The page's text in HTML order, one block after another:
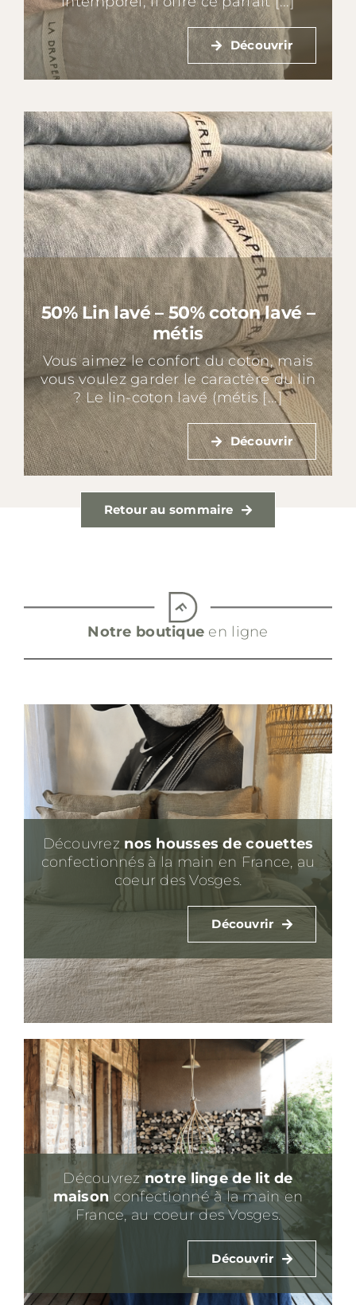
Découvrir
50% Lin lavé – 50% coton lavé –
métis
Vous aimez le confort du coton, mais
vous voulez garder le caractère du lin
? Le lin-coton lavé (métis [...]
Découvrir
Retour au sommaire
Notre boutique en ligne
Découvrez nos housses de couettes
confectionnés à la main en France, au
coeur des Vosges.
Découvrir
Découvreznotre linge de lit de
maison confectionné à la main en
France, au coeur des Vosges.
Découvrir